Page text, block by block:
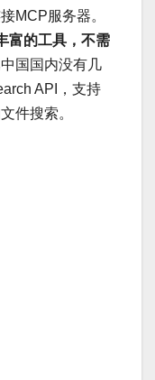
MCP服务器。
富的工具，不需
中国国内没有几
API，支持
件搜索。